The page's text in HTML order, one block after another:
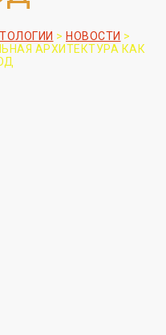
> НОВОСТИ >
АРХИТЕКТУРА КАК